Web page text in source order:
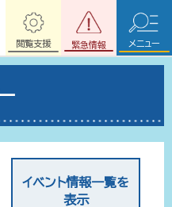
緊急情報
閲覧支援 メニュー
イベント情報一覧を
表示